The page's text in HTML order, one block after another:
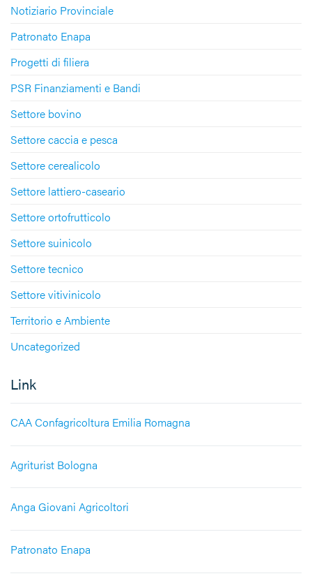
Notiziario Provinciale
Patronato Enapa
Progetti di filiera
PSR Finanziamenti e Bandi
Settore bovino
Settore caccia e pesca
Settore cerealicolo
Settore lattiero-caseario
Settore ortofrutticolo
Settore suinicolo
Settore tecnico
Settore vitivinicolo
Territorio e Ambiente
Uncategorized
Link
CAA Confagricoltura Emilia Romagna
Agriturist Bologna
Anga Giovani Agricoltori
Patronato Enapa